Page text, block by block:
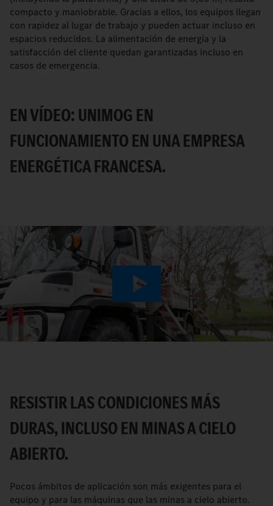
compacto y maniobrable. Gracias a ellos, los equipos llegan
con rapidez al lugar de trabajo y pueden actuar incluso en
espacios reducidos. La alimentación de energía y la
satisfacción del cliente quedan garantizadas incluso en
casos de emergencia.
EN VÍDEO: UNIMOG EN
FUNCIONAMIENTO EN UNA EMPRESA
ENERGÉTICA FRANCESA.
Play
Video
RESISTIR LAS CONDICIONES MÁS
DURAS, INCLUSO EN MINAS A CIELO
ABIERTO.
Pocos ámbitos de aplicación son más exigentes para el
equipo y para las máquinas que las minas a cielo abierto.